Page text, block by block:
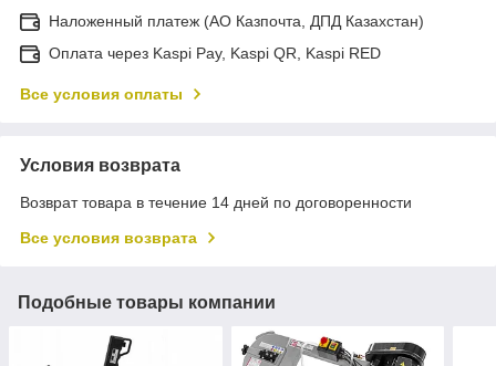
Наложенный платеж (АО Казпочта, ДПД Казахстан)
Оплата через Kaspi Pay, Kaspi QR, Kaspi RED
Все условия оплаты
Условия возврата
Возврат товара в течение 14 дней по договоренности
Все условия возврата
Подобные товары компании